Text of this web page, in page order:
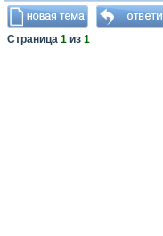
Страница 1 из 1